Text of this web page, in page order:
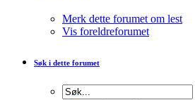
Merk dette forumet om lest
Vis foreldreforumet
Søk i dette forumet